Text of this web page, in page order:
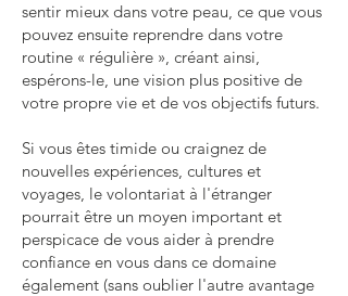
sentir mieux dans votre peau, ce que vous
pouvez ensuite reprendre dans votre
routine « régulière », créant ainsi,
espérons-le, une vision plus positive de
votre propre vie et de vos objectifs futurs.
Si vous êtes timide ou craignez de
nouvelles expériences, cultures et
voyages, le volontariat à l'étranger
pourrait être un moyen important et
perspicace de vous aider à prendre
confiance en vous dans ce domaine
également (sans oublier l'autre avantage